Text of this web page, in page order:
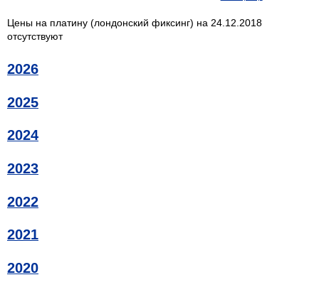
Цены на платину (лондонский фиксинг) на 24.12.2018
отсутствуют
2026
2025
2024
2023
2022
2021
2020